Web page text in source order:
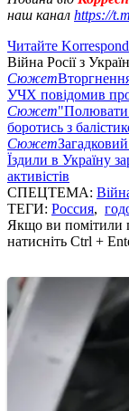
наш канал https://
Читайте
Війна Росії з
Сюжет
УЧХ повідомив
Сюжет"Полювати
боротись з
Сюжет
Їздили в Україну
активістів
СПЕЦТЕМА:
ТЕГИ: Россия,
Якщо ви помітили
натисніть Ctrl +